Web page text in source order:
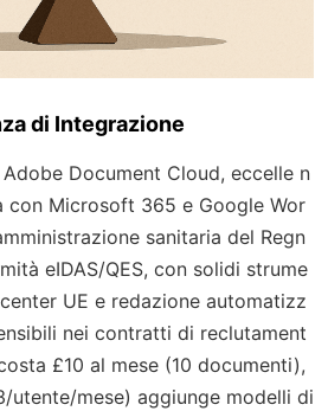
di Integrazione
Document Cloud, eccelle n
con Microsoft 365 e Google Wor
sanitaria del Regn
eIDAS/QES, con solidi strume
UE e redazione automatizz
nei contratti di reclutament
£10 al mese (10 documenti),
utente/mese) aggiunge modelli di